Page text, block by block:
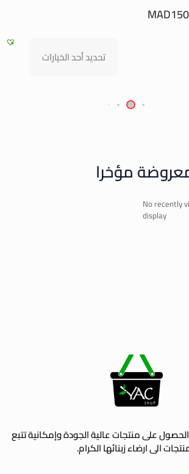
مؤخرا
No recently
display
يضمن لك متجر YAC الحصول على منتجات عالية الجودة وإمكانية تتبع
الى ارضاء زبنائها الكرام.